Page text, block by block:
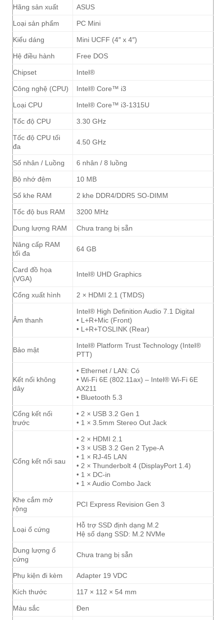
Hãng sản xuất ASUS
Loại sản phẩm PC Mini
Kiểu dáng Mini UCFF (4″ x 4″)
Hệ điều hành Free DOS
Chipset Intel®
Công nghệ (CPU) Intel® Core™ i3
Loại CPU Intel® Core™ i3-1315U
Tốc độ CPU 3.30 GHz
Tốc độ CPU tối
đa
4.50 GHz
Số nhân / Luồng 6 nhân / 8 luồng
Bộ nhớ đệm 10 MB
Số khe RAM 2 khe DDR4/DDR5 SO-DIMM
Tốc độ bus RAM 3200 MHz
Dung lượng RAM Chưa trang bị sẵn
Nâng cấp RAM
tối đa
64 GB
Card đồ họa
(VGA)
Intel® UHD Graphics
Cổng xuất hình 2 × HDMI 2.1 (TMDS)
Âm thanh
Intel® High Definition Audio 7.1 Digital
• L+R+Mic (Front)
• L+R+TOSLINK (Rear)
Bảo mật
Intel® Platform Trust Technology (Intel®
PTT)
Kết nối không
dây
• Ethernet / LAN: Có
• Wi-Fi 6E (802.11ax) – Intel® Wi-Fi 6E
AX211
• Bluetooth 5.3
Cổng kết nối
trước
• 2 × USB 3.2 Gen 1
• 1 × 3.5mm Stereo Out Jack
Cổng kết nối sau
• 2 × HDMI 2.1
• 3 × USB 3.2 Gen 2 Type-A
• 1 × RJ-45 LAN
• 2 × Thunderbolt 4 (DisplayPort 1.4)
• 1 × DC-in
• 1 × Audio Combo Jack
Khe cắm mở
rộng
PCI Express Revision Gen 3
Loại ổ cứng
Hỗ trợ SSD định dạng M.2
Hệ số dạng SSD: M.2 NVMe
Dung lượng ổ
cứng
Chưa trang bị sẵn
Phụ kiện đi kèm Adapter 19 VDC
Kích thước 117 × 112 × 54 mm
Màu sắc Đen